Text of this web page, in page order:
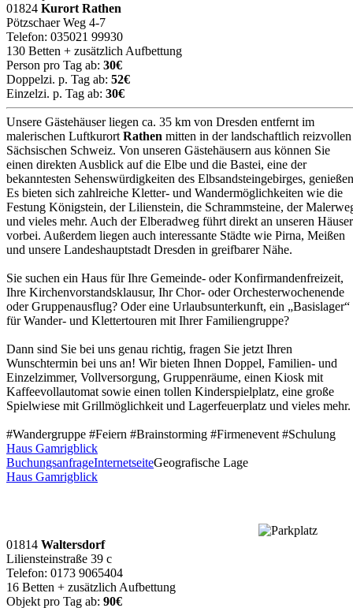
01824 Kurort Rathen
Pötzschaer Weg 4-7
Telefon: 035021 99930
130 Betten + zusätzlich Aufbettung
Person pro Tag ab: 30€
Doppelzi. p. Tag ab: 52€
Einzelzi. p. Tag ab: 30€
Unsere Gästehäuser liegen ca. 35 km von Dresden entfernt im
malerischen Luftkurort Rathen mitten in der landschaftlich reizvollen
Sächsischen Schweiz. Von unseren Gästehäusern aus können Sie
einen direkten Ausblick auf die Elbe und die Bastei, eine der
bekanntesten Sehenswürdigkeiten des Elbsandsteingebirges,
Es bieten sich zahlreiche Kletter- und Wandermöglichkeiten wie die
Festung Königstein, der Lilienstein, die Schrammsteine, der
und vieles mehr. Auch der Elberadweg führt direkt an unseren
vorbei. Außerdem liegen auch interessante Städte wie Pirna, Meißen
und unsere Landeshauptstadt Dresden in greifbarer Nähe.
Sie suchen ein Haus für Ihre Gemeinde- oder Konfirmandenfreizeit,
Ihre Kirchenvorstandsklausur, Ihr Chor- oder Orchesterwochenende
oder Gruppenausflug? Oder eine Urlaubsunterkunft, ein „Basislager“
für Wander- und Klettertouren mit Ihrer Familiengruppe?
Dann sind Sie bei uns genau richtig, fragen Sie jetzt Ihren
Wunschtermin bei uns an! Wir bieten Ihnen Doppel, Familien- und
Einzelzimmer, Vollversorgung, Gruppenräume, einen Kiosk mit
Kaffeevollautomat sowie einen tollen Kinderspielplatz, eine große
Spielwiese mit Grillmöglichkeit und Lagerfeuerplatz und vieles mehr.
#Wandergruppe #Feiern #Brainstorming #Firmenevent #Schulung
Haus Gamrigblick
BuchungsanfrageInternetseiteGeografische Lage
Haus Gamrigblick
01814 Waltersdorf
Liliensteinstraße 39 c
Telefon: 0173 9065404
16 Betten + zusätzlich Aufbettung
Objekt pro Tag ab: 90€